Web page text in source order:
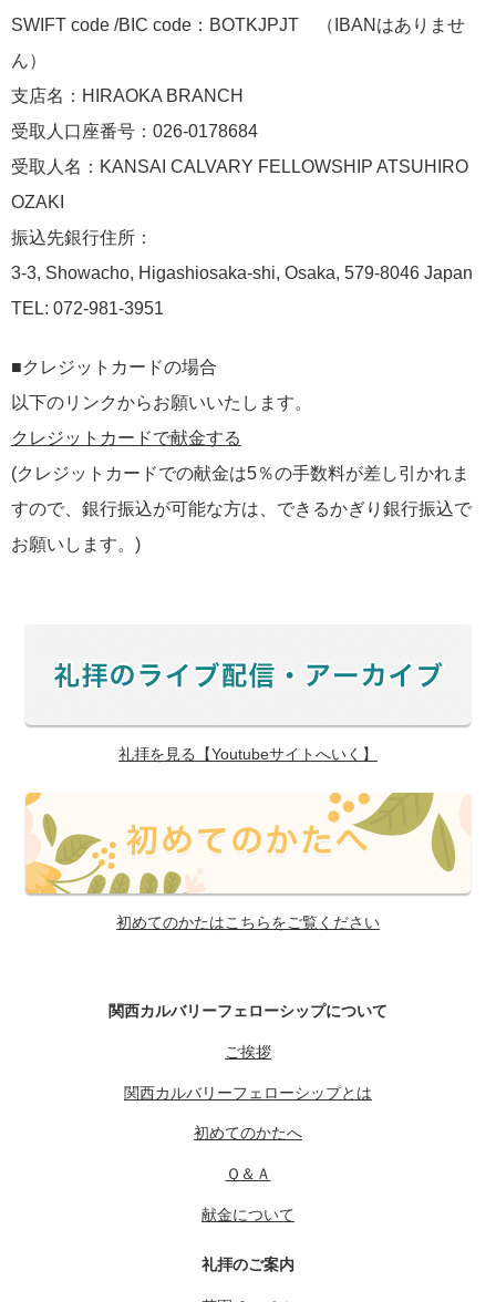
SWIFT code /BIC code：BOTKJPJT （IBANはありませ
ん）
支店名：HIRAOKA BRANCH
受取人口座番号：026-0178684
受取人名：KANSAI CALVARY FELLOWSHIP ATSUHIRO
OZAKI
振込先銀行住所：
3-3, Showacho, Higashiosaka-shi, Osaka, 579-8046 Japan
TEL: 072-981-3951
■クレジットカードの場合
以下のリンクからお願いいたします。
クレジットカードで献金する
(クレジットカードでの献金は5％の手数料が差し引かれま
すので、銀行振込が可能な方は、できるかぎり銀行振込で
お願いします。)
礼拝を見る【Youtubeサイトへいく】
初めてのかたはこちらをご覧ください
関西カルバリーフェローシップについて
ご挨拶
関西カルバリーフェローシップとは
初めてのかたへ
Ｑ＆Ａ
献金について
礼拝のご案内